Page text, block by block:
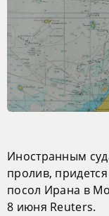
Иностранным
пролив,
посол Ирана в
8 июня Reuters.